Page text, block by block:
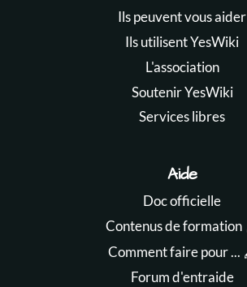
Ils peuvent vous aider
Ils utilisent YesWiki
L'association
Soutenir YesWiki
Services libres
Aide
Doc officielle
Contenus de formation
Comment faire pour ...
Forum d'entraide